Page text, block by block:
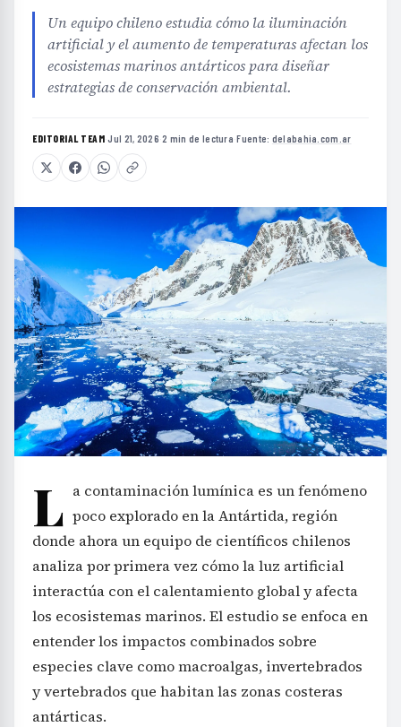
Un equipo chileno estudia cómo la iluminación
artificial y el aumento de temperaturas afectan los
ecosistemas marinos antárticos para diseñar
estrategias de conservación ambiental.
EDITORIAL TEAM·Jul 21, 2026·2 min de lectura·Fuente: delabahia.com.ar
L a contaminación lumínica es un fenómeno
poco explorado en la Antártida, región
donde ahora un equipo de científicos chilenos
analiza por primera vez cómo la luz artificial
interactúa con el calentamiento global y afecta
los ecosistemas marinos. El estudio se enfoca en
entender los impactos combinados sobre
especies clave como macroalgas, invertebrados
y vertebrados que habitan las zonas costeras
antárticas.